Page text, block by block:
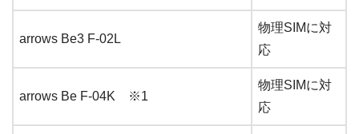
arrows Be3 F-02L
物理SIMに対
応
arrows Be F-04K ※1
物理SIMに対
応